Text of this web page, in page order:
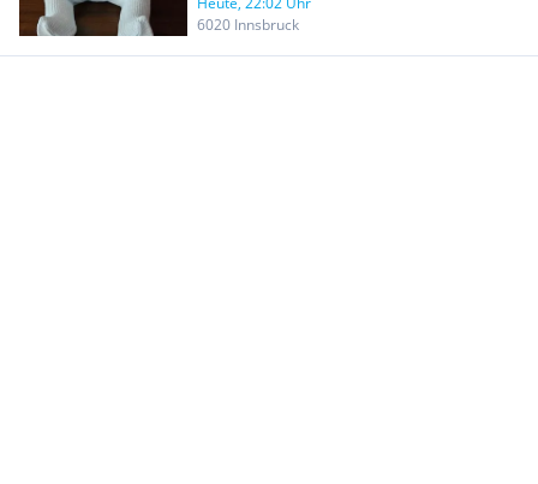
6020 Innsbruck